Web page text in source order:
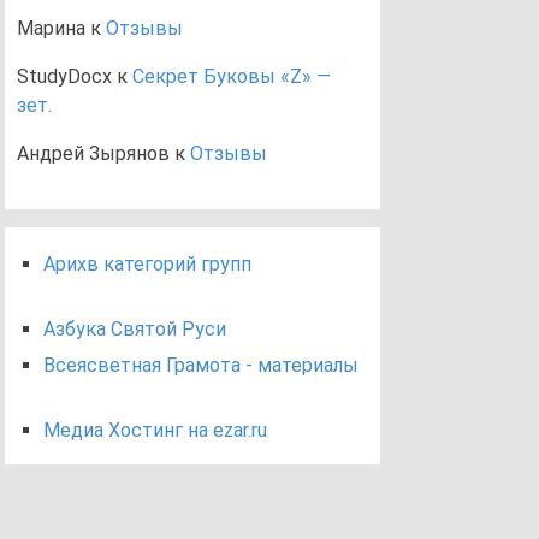
Марина к Отзывы
StudyDocx к Секрет Буковы «Z» —
зет.
Андрей Зырянов к Отзывы
Арихв категорий групп
Азбука Святой Руси
Всеясветная Грамота - материалы
Медиа Хостинг на ezar.ru